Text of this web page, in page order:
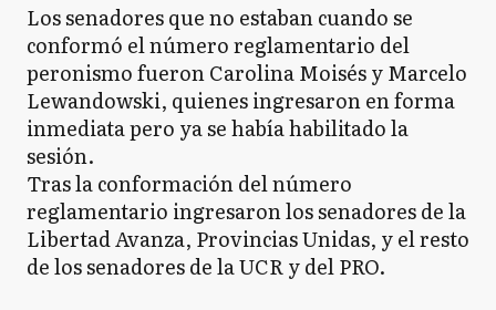
Los senadores que no estaban cuando se
conformó el número reglamentario del
peronismo fueron Carolina Moisés y Marcelo
Lewandowski, quienes ingresaron en forma
inmediata pero ya se había habilitado la
sesión.
Tras la conformación del número
reglamentario ingresaron los senadores de la
Libertad Avanza, Provincias Unidas, y el resto
de los senadores de la UCR y del PRO.